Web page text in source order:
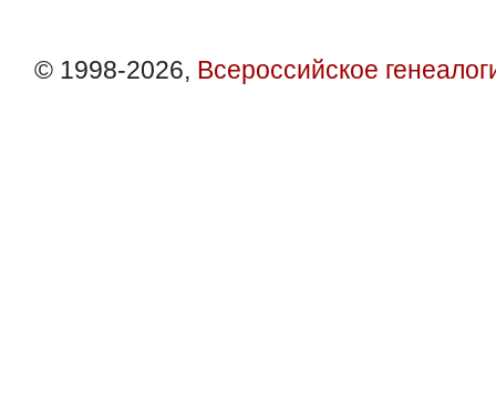
© 1998-2026, Всероссийское